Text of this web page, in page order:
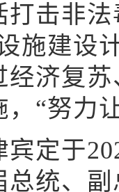
打击非
施建设
经济复
，“努力
于
总统、